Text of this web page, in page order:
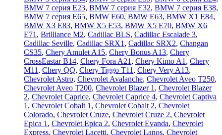
BMW 7 серия E23, BMW 7 серия E32, BMW 7 серия E38,
BMW 7 серия E65, BMW E60, BMW E63, BMW X1 E84,
BMW X3 E83, BMW X5 E53, BMW X5 E70, BMW X6
E71 , Brilliance M2, Cadillac BLS, Cadillac Escalade 3,
Cadillac Seville, Cadillac SRX1 , Cadillac SRX2, Changan
CS35, Chery Amulet A15, Chery Bonus A13, Chery
CrossEastar B14, Chery Fora A21 , Chery Kimo A1 , Chery
M11 , Chery QQ, Chery Tiggo T11 , Chery Very A13,
Chevrolet Astro, Chevrolet Avalanche, Chevrolet Aveo T250,
Chevrolet Aveo Т200, Chevrolet Blazer 1 , Chevrolet Blazer
2, Chevrolet Caprice, Chevrolet Caprice 4, Chevrolet Captiva
1 , Chevrolet Cobalt 1 , Chevrolet Cobalt 2, Chevrolet
Colorado, Chevrolet Cruze, Chevrolet Cruze 2, Chevrolet
Epica 1 , Chevrolet Epica 2, Chevrolet Evanda, Chevrolet
Express, Chevrolet Lacetti, Chevrolet Lanos, Chevrolet